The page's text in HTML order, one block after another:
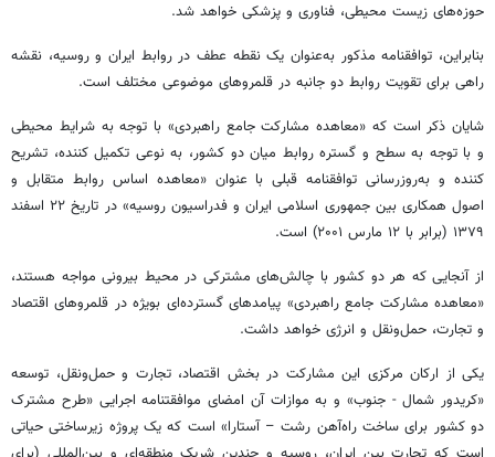
حوزه‌های زیست محیطی، فناوری و پزشکی خواهد شد.
بنابراین، توافقنامه مذکور به‌عنوان یک نقطه عطف در روابط ایران و روسیه، نقشه
راهی برای تقویت روابط دو جانبه در قلمروهای موضوعی مختلف است.
شایان ذکر است که «معاهده مشارکت جامع راهبردی» با توجه به شرایط محیطی
و با توجه به سطح و گستره روابط میان دو کشور، به نوعی تکمیل کننده، تشریح
کننده و به‌روزرسانی توافقنامه قبلی با عنوان «معاهده اساس روابط متقابل و
اصول همکاری بین جمهوری اسلامی ایران و فدراسیون روسیه» در تاریخ ۲۲ اسفند
۱۳۷۹ (برابر با ۱۲ مارس ۲۰۰۱) است.
از آنجایی که هر دو کشور با چالش‌های مشترکی در محیط بیرونی مواجه هستند،
«معاهده مشارکت جامع راهبردی» پیامدهای گسترده‌ای بویژه در قلمروهای اقتصاد
و تجارت، حمل‌ونقل و انرژی خواهد داشت.
یکی از ارکان مرکزی این مشارکت در بخش اقتصاد، تجارت و حمل‌ونقل، توسعه
«کریدور شمال - جنوب» و به موازات آن امضای موافقتنامه اجرایی «طرح مشترک
دو کشور برای ساخت راه‌آهن رشت – آستارا» است که یک پروژه زیرساختی حیاتی